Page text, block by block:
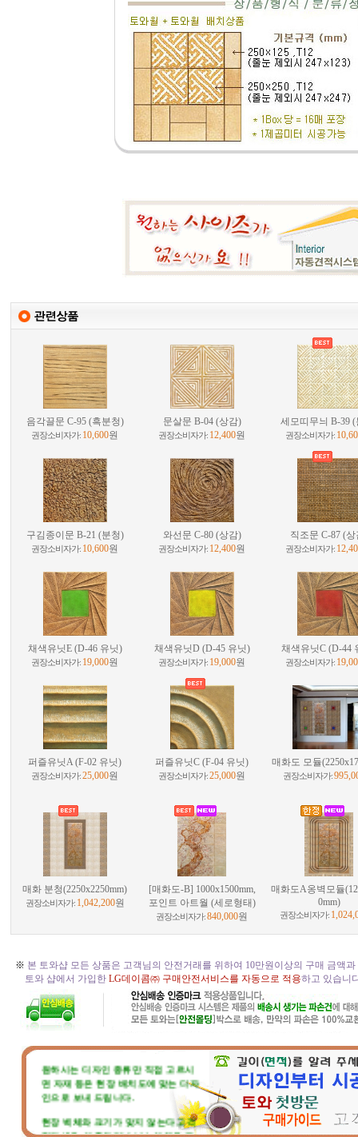
음각끌문 C-95 (흑분청)
권장소비자가: 10,600원
문살문 B-04 (상감)
권장소비자가: 12,400원
세모띠무늬 B-39 (
권장소비자가:
구김종이문 B-21 (분청)
권장소비자가: 10,600원
와선문 C-80 (상감)
권장소비자가: 12,400원
직조문 C-87 (상
권장소비자가:
채색유닛E (D-46 유닛)
권장소비자가: 19,000원
채색유닛D (D-45 유닛)
권장소비자가: 19,000원
채색유닛C (D-44
권장소비자가:
퍼즐유닛A (F-02 유닛)
권장소비자가:25,000원
퍼즐유닛C (F-04 유닛)
권장소비자가:25,000원
매화도 모듈
권장소비자가:
매화 분청(2250x2250mm)
권장소비자가: 1,042,200원
[매화도-B] 1000x1500mm,
포인트 아트월 (세로형태)
권장소비자가:840,000원
매화도A옹벽모듈
0mm)
권장소비자가:
※ 본 토와샵 모든 상품은 고객님의 안전거래를 위하여 10만원이상의 구매 금액
토와 샵에서 가입한 LG데이콤㈜ 구매안전서비스를 자동으로 적용하고 있습니
면 자재 등은 현장 배치도에 맞는 디자
인으로 보내 드립니다.
현장 벽체와 크기가 맞지 않는다고 걱
정마세요. 부족하거나 남는부분은 자